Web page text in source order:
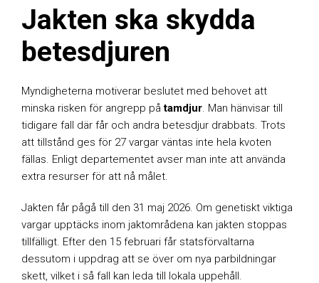
Jakten ska skydda
betesdjuren
Myndigheterna motiverar beslutet med behovet att
minska risken för angrepp påtamdjur. Man hänvisar till
tidigare fall där får och andra betesdjur drabbats. Trots
att tillstånd ges för 27 vargar väntas inte hela kvoten
fällas. Enligt departementet avser man inte att använda
extra resurser för att nå målet.
Jakten får pågå till den 31 maj 2026. Om genetiskt viktiga
vargar upptäcks inom jaktområdena kan jakten stoppas
tillfälligt. Efter den 15 februari får statsförvaltarna
dessutom i uppdrag att se över om nya parbildningar
skett, vilket i så fall kan leda till lokala uppehåll.